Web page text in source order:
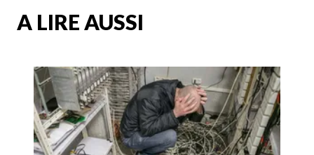
A LIRE AUSSI